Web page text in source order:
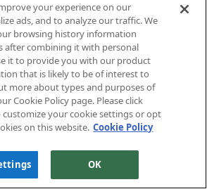
工機 機上計測活用のご提案
日（水）13:30-14:30
機の機上計測機能につい
ーブ式とＣＣＤカメラ式そ
と活用方法をご紹介するセミ
ンで実施いたします。
your experience on our
ads, and to analyze our traffic. We
browsing history information
after combining it with personal
it to provide you with our product
that is likely to be of interest to
more about types and purposes of
Cookie Policy page. Please click
customize your cookie settings or opt
on this website. Cookie Policy
OK